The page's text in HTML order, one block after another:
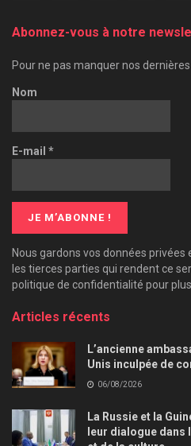
Abonnez-vous à notre
Pour ne pas manquer nos
Nom
E-mail *
Nous gardons vos données privées
les tierces parties qui rendent ce
politique de confidentialité pour
Articles récents
L’ancienne
Unis inculpée de
06/08/2026
La Russie et la
leur dialogue dans